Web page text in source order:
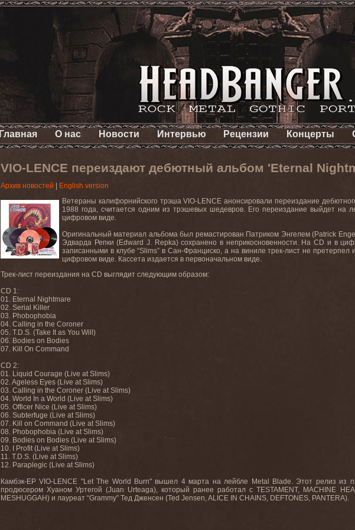
Главная О нас Новости Интервью Рецензии Концерты
VIO-LENCE переиздают дебютный альбом 'Eternal
Архив новостей
English version
Ветераны калифорнийского трэшаVIO-LENCE анонсировали переиздание
1988 года, считается одним из трэшевых шедевров. Его переиздание выйдет на
цифровом виде.
Оригинальный материал альбома был ремастирован Патриком Энгелем (Patrick Engel
Эдварда Репки (Edward J. Repka) сохранено в неприкосновенности. НаCD и в
записанными в клубе “Slims” в Сан-Франциско, а на виниле трек-лист не претерпел
цифровом виде. Кассета издается в первоначальном виде.
Трек-лист переиздания на CD выглядит следующим образом:
CD 1:
01. Eternal Nightmare
02. Serial Killer
03. Phobophobia
04. Calling in the Coroner
05. T.D.S. (Take It as You Will)
06. Bodies on Bodies
07. Kill On Command
CD 2:
01. Liquid Courage (Live at Slims)
02. Ageless Eyes (Live at Slims)
03. Calling in the Coroner (Live at Slims)
04. World In a World (Live at Slims)
05. Officer Nice (Live at Slims)
06. Subterfuge (Live at Slims)
07. Kill on Command (Live at Slims)
08. Phobophobia (Live at Slims)
09. Bodies on Bodies (Live at Slims)
10. I Profit (Live at Slims)
11. T.D.S. (Live at Slims)
12. Paraplegic (Live at Slims)
Камбэк-EP VIO-LENCE "Let The World Burn"вышел 4марта на лейбле Metal Blade. Этот релиз из
продюсером Хуаном Уртегой (Juan Urteaga), который ранее работал с TESTAMENT, MACHINE
MESHUGGAH) и лауреат “Grammy” Тед Дженсен (Ted Jensen, ALICE IN CHAINS, DEFTONES, PANTERA).